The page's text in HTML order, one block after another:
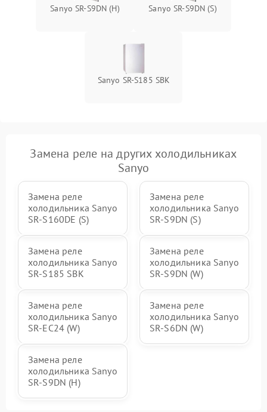
Sanyo SR-S9DN (H) Sanyo SR-S9DN (S)
Sanyo SR-S185 SBK
Замена реле на других холодильниках
Sanyo
Замена реле
холодильника Sanyo
SR-S160DE (S)
Замена реле
холодильника Sanyo
SR-S9DN (S)
Замена реле
холодильника Sanyo
SR-S185 SBK
Замена реле
холодильника Sanyo
SR-S9DN (W)
Замена реле
холодильника Sanyo
SR-EC24 (W)
Замена реле
холодильника Sanyo
SR-S6DN (W)
Замена реле
холодильника Sanyo
SR-S9DN (H)